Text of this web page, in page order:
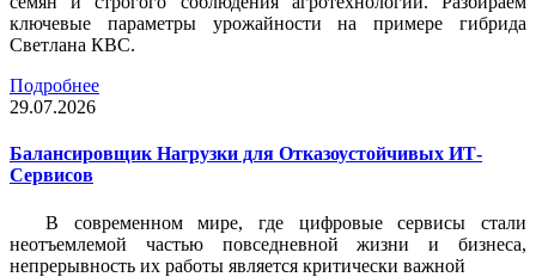
ключевые параметры урожайности на примере гибрида
Светлана КВС.
Подробнее
29.07.2026
Балансировщик Нагрузки для Отказоустойчивых ИТ-
Сервисов
В современном мире, где цифровые сервисы стали
неотъемлемой частью повседневной жизни и бизнеса,
непрерывность их работы является критически важной